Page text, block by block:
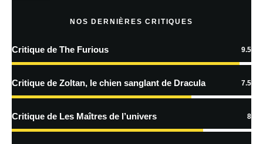
En savoir
traitées
NOS DERNIÈRES CRITIQUES
Critique de The Furious 9.5
Critique de Zoltan, le chien sanglant de Dracula 7.5
Critique de Les Maîtres de l’univers 8